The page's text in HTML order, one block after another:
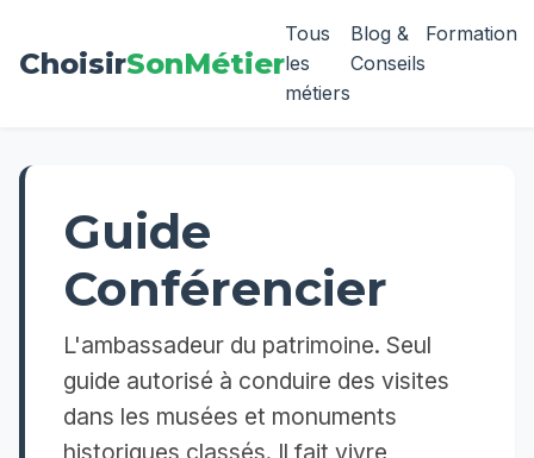
ChoisirSonMétier
Tous
les
métiers
Blog &
Conseils
Formation
Guide
Conférencier
L'ambassadeur du patrimoine. Seul
guide autorisé à conduire des visites
dans les musées et monuments
historiques classés. Il fait vivre